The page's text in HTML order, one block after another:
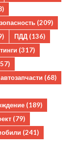
(209)
ПДД (136)
(317)
автозапчасти (68)
(189)
(79)
(241)